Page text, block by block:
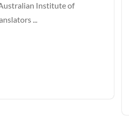
Institute of
...